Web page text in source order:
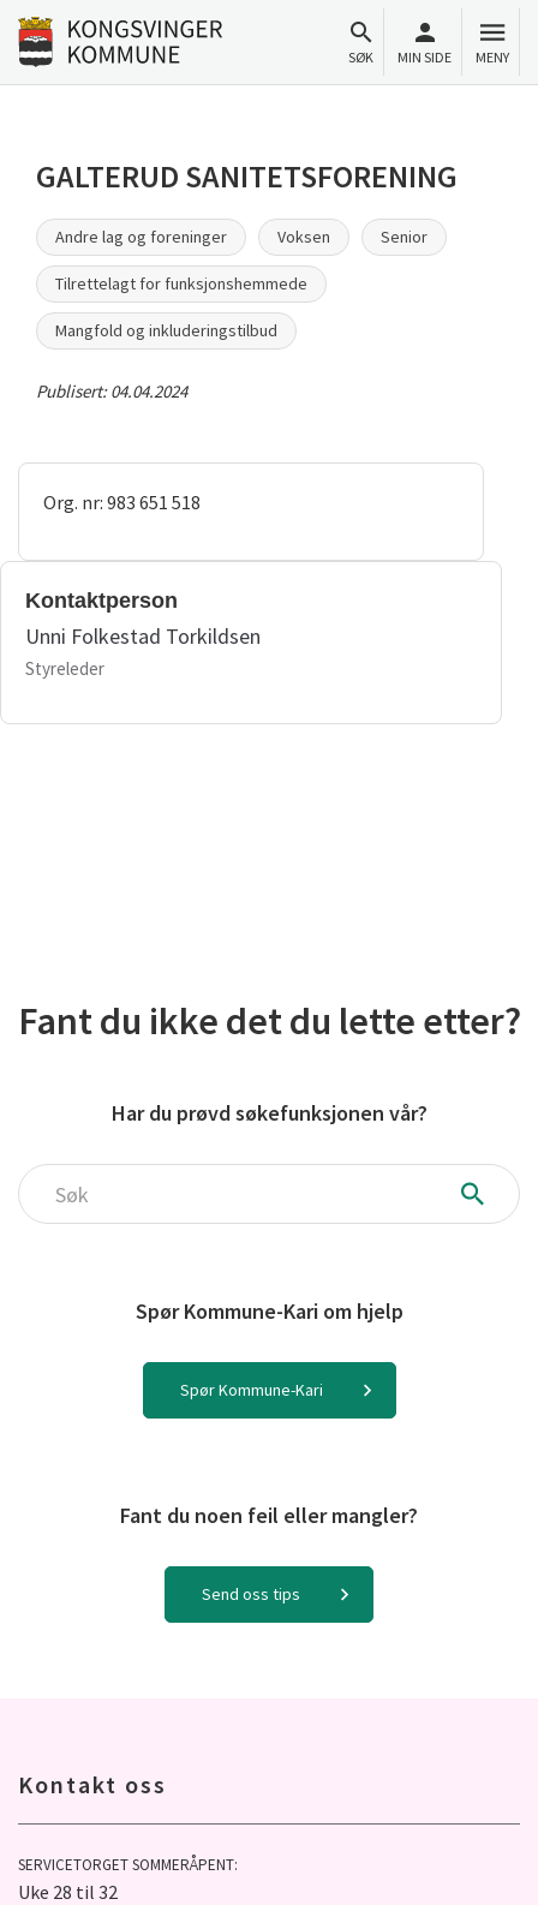
Til innhold
Gå til forsiden
SØK MIN SIDE MENY
GALTERUD SANITETSFORENING
Andre lag og foreninger Voksen Senior
Tilrettelagt for funksjonshemmede
Mangfold og inkluderingstilbud
Publisert:04.04.2024
Org. nr: 983 651 518
Kontaktperson
Unni Folkestad Torkildsen
Styreleder
Fant du ikke det du lette etter?
Har du prøvd søkefunksjonen vår?
Søk
Spør Kommune-Kari om hjelp
Spør Kommune-Kari
Fant du noen feil eller mangler?
Send oss tips
Kontakt oss
SERVICETORGET SOMMERÅPENT:
Uke 28 til 32